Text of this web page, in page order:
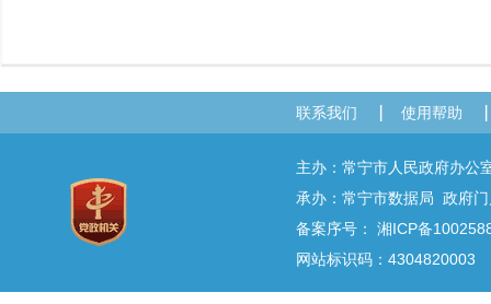
联系我们 使用帮助
主办：常宁市人民政府办
承办：常宁市数据局 政府
备案序号： 湘ICP备
网站标识码：